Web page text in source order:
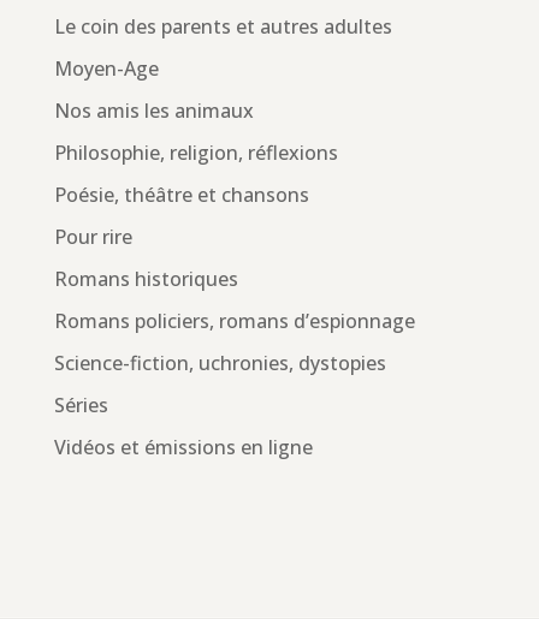
Le coin des parents et autres adultes
Moyen-Age
Nos amis les animaux
Philosophie, religion, réflexions
Poésie, théâtre et chansons
Pour rire
Romans historiques
Romans policiers, romans d’espionnage
Science-fiction, uchronies, dystopies
Séries
Vidéos et émissions en ligne